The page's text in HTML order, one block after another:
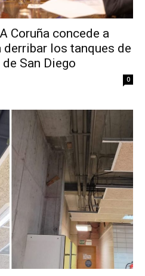
Coruña concede a
los tanques de
San Diego
0